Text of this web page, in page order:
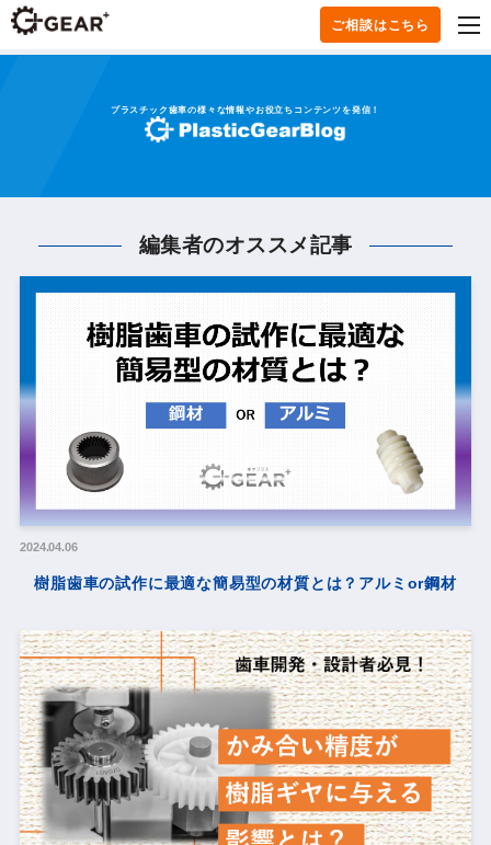
ご相談はこちら
プラスチック歯車の様々な情報やお役立ちコンテンツを発信！
編集者のオススメ記事
2024.04.06
樹脂歯車の試作に最適な簡易型の材質とは？アルミor鋼材